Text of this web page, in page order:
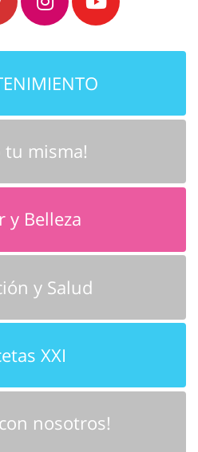
tu misma!
y Belleza
y Salud
XXI
nosotros!